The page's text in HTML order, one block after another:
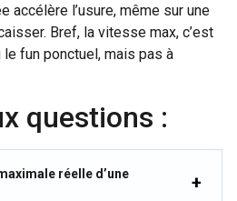
accélère l’usure, même sur une
Bref, la vitesse max, c’est
fun ponctuel, mais pas à
questions :
réelle d’une